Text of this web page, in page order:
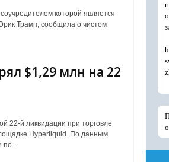
которой является
Трамп, сообщила о чистом
$1,29 млн на 22
22-й ликвидации при торговле
Hyperliquid. По данным
по...